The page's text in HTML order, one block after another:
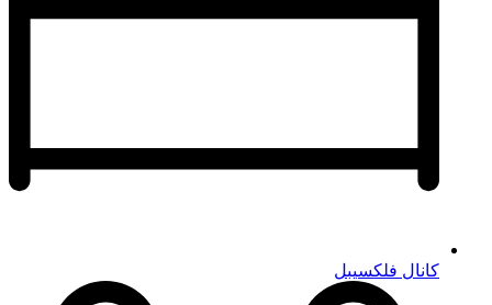
کانال فلکسیبل